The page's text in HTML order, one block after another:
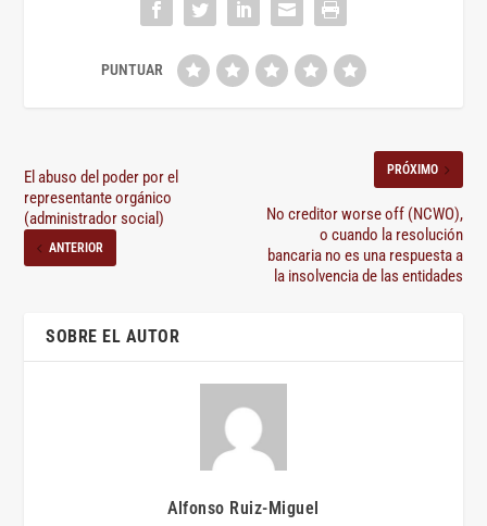
El abuso del poder por el
representante orgánico
(administrador social)
ANTERIOR
PRÓXIMO
No creditor worse off (NCWO),
o cuando la resolución
bancaria no es una respuesta a
la insolvencia de las entidades
SOBRE EL AUTOR
Alfonso Ruiz-Miguel